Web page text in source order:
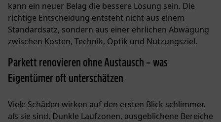
kann ein neuer Belag die bessere Lösung sein. Die
richtige Entscheidung entsteht nicht aus einem
Standardsatz, sondern aus einer ehrlichen Abwägung
zwischen Kosten, Technik, Optik und Nutzungsziel.
Parkett renovieren ohne Austausch – was
Eigentümer oft unterschätzen
Viele Schäden wirken auf den ersten Blick schlimmer,
als sie sind. Dunkle Laufzonen, ausgeblichene Bereiche